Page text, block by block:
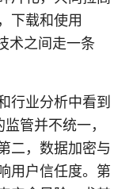
下载和使用
术之间走一条
行业分析中看到
管并不统一，
二，数据加密与
用户信任度。第